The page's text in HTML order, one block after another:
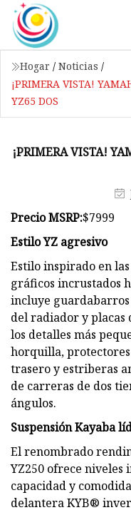
Hogar / Noticias /
¡PRIMERA VISTA!
YZ65 DOS
¡PRIMERA VISTA!
Precio MSRP:$7999
Estilo YZ agresivo
Estilo inspirado en
gráficos incrustados
incluye
del radiador y placas
los detalles más
horquilla,
trasero y estriberas
de carreras de dos
ángulos.
Suspensión Kayaba
El renombrado
YZ250 ofrece niveles
capacidad y
delantera KYB®